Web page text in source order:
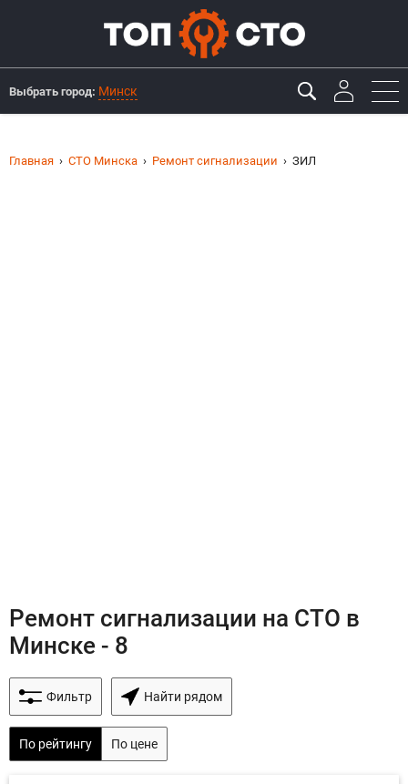
Выбрать город: Минск
Главная СТО Минска Ремонт сигнализации ЗИЛ
Ремонт сигнализации на СТО в
Минске - 8
Фильтр Найти рядом
По рейтингу По цене